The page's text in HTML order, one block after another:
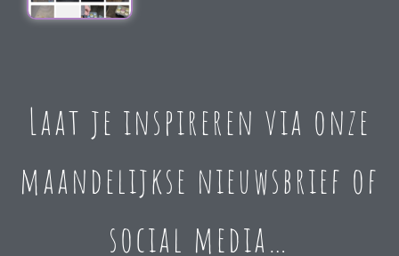
Laat je inspireren via onze
maandelijkse nieuwsbrief of
social media…